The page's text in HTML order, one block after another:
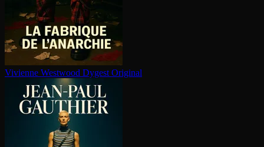
Vivienne Westwood Dygest Original